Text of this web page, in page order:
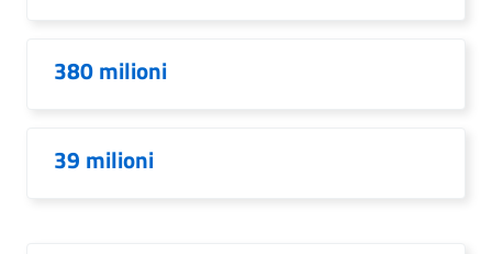
380 milioni
39 milioni